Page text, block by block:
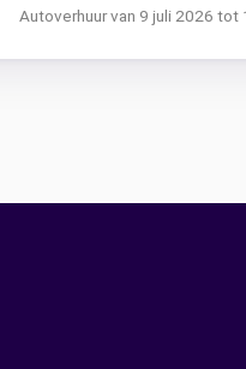
Autoverhuur van 9 juli 2026 tot